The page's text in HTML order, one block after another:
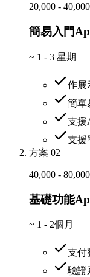
20,000 - 40,000
簡易入門
~ 1 - 3 星期
作展
簡單
支援
支援
方案 02
40,000 - 80,000
基礎功能
~ 1 - 2個月
支付
驗證